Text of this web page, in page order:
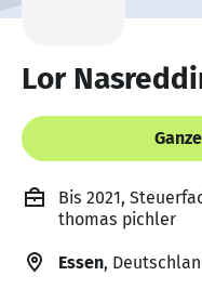
Lor
Bis 2021,
thomas pichler
Essen,